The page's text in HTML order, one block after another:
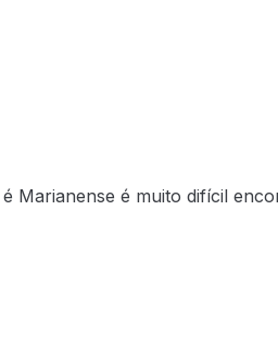
Marianense é muito difícil